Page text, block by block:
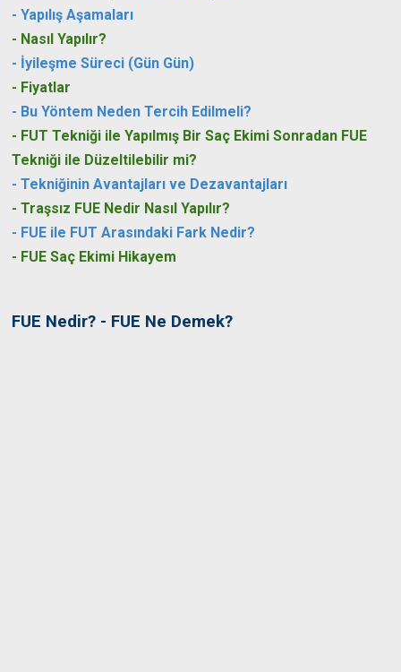
- Yapılış Aşamaları
- Nasıl Yapılır?
- İyileşme Süreci (Gün Gün)
- Fiyatlar
- Bu Yöntem Neden Tercih Edilmeli?
- FUT Tekniği ile Yapılmış Bir Saç Ekimi Sonradan FUE
Tekniği ile Düzeltilebilir mi?
- Tekniğinin Avantajları ve Dezavantajları
- Traşsız FUE Nedir Nasıl Yapılır?
- FUE ile FUT Arasındaki Fark Nedir?
- FUE Saç Ekimi Hikayem
FUE Nedir? - FUE Ne Demek?